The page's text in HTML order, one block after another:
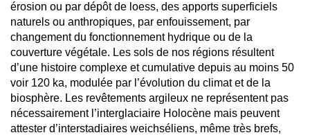
érosion ou par dépôt de loess, des apports superficiels
naturels ou anthropiques, par enfouissement, par
changement du fonctionnement hydrique ou de la
couverture végétale. Les sols de nos régions résultent
d’une histoire complexe et cumulative depuis au moins 50
voir 120 ka, modulée par l’évolution du climat et de la
biosphère. Les revêtements argileux ne représentent pas
nécessairement l’interglaciaire Holocène mais peuvent
attester d’interstadiaires weichséliens, même très brefs,